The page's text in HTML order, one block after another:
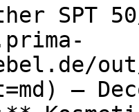
SPT
—